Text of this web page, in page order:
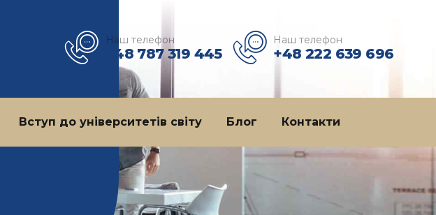
Наш телефон
+48 787 319 445
Наш телефон
+48 222 639 696
Вступ до університетів світу Блог Контакти